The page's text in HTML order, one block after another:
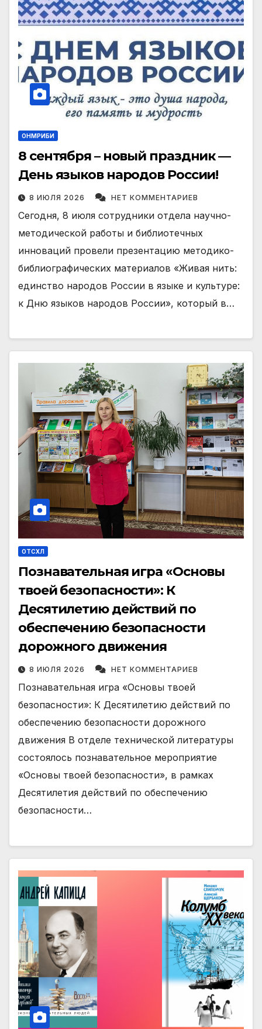
ОНМРИБИ
8 сентября – новый праздник —
День языков народов России!
8 ИЮЛЯ 2026 НЕТ КОММЕНТАРИЕВ
Сегодня, 8 июля сотрудники отдела научно-
методической работы и библиотечных
инноваций провели презентацию методико-
библиографических материалов «Живая нить:
единство народов России в языке и культуре:
к Дню языков народов России», который в…
ОТСХЛ
Познавательная игра «Основы
твоей безопасности»: К
Десятилетию действий по
обеспечению безопасности
дорожного движения
8 ИЮЛЯ 2026 НЕТ КОММЕНТАРИЕВ
Познавательная игра «Основы твоей
безопасности»: К Десятилетию действий по
обеспечению безопасности дорожного
движения В отделе технической литературы
состоялось познавательное мероприятие
«Основы твоей безопасности», в рамках
Десятилетия действий по обеспечению
безопасности…